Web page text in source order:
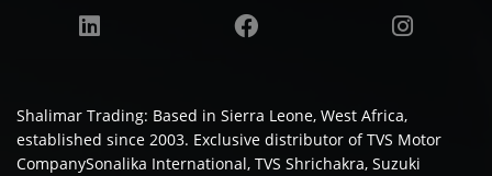
Shalimar Trading: Based in Sierra Leone, West Africa,
established since 2003. Exclusive distributor of TVS Motor
CompanySonalika International, TVS Shrichakra, Suzuki